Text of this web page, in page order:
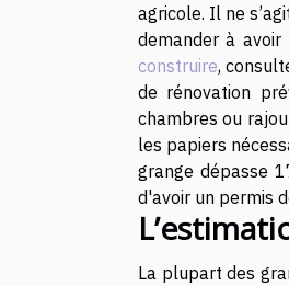
agricole. Il ne
demander à
construire,
de rénovation
chambres ou
les papiers
grange dépasse
d'avoir un permis
La plupart des